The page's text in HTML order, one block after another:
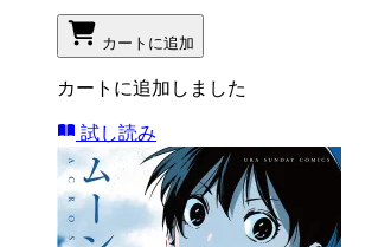
カートに追加
カートに追加しました
試し読み